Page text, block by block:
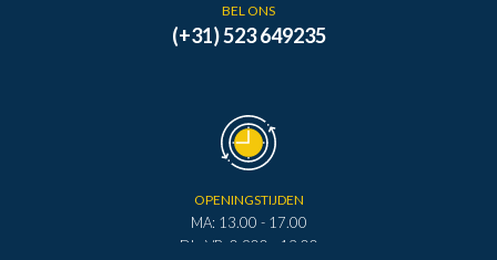
BEL ONS
(+31) 523 649235
OPENINGSTIJDEN
MA: 13.00 - 17.00
DI - VR: 0.900 - 12.00